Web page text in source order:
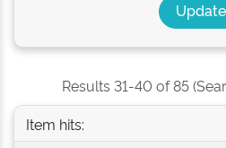
Results 31-40 of 85
Item hits: